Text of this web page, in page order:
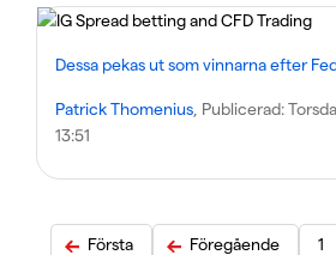
Dessa pekas ut som vinnarna efter
Patrick Thomenius , Publicerad:
13:51
Första Föregående 1